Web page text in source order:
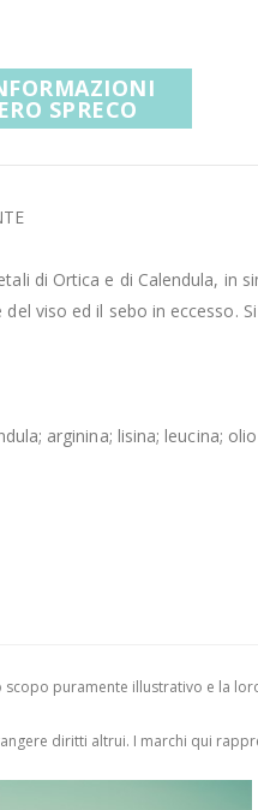
di Ortica e di Calendula, in
viso ed il sebo in eccesso.
arginina; lisina; leucina;
SPRECO
puramente illustrativo e la
diritti altrui. I marchi qui